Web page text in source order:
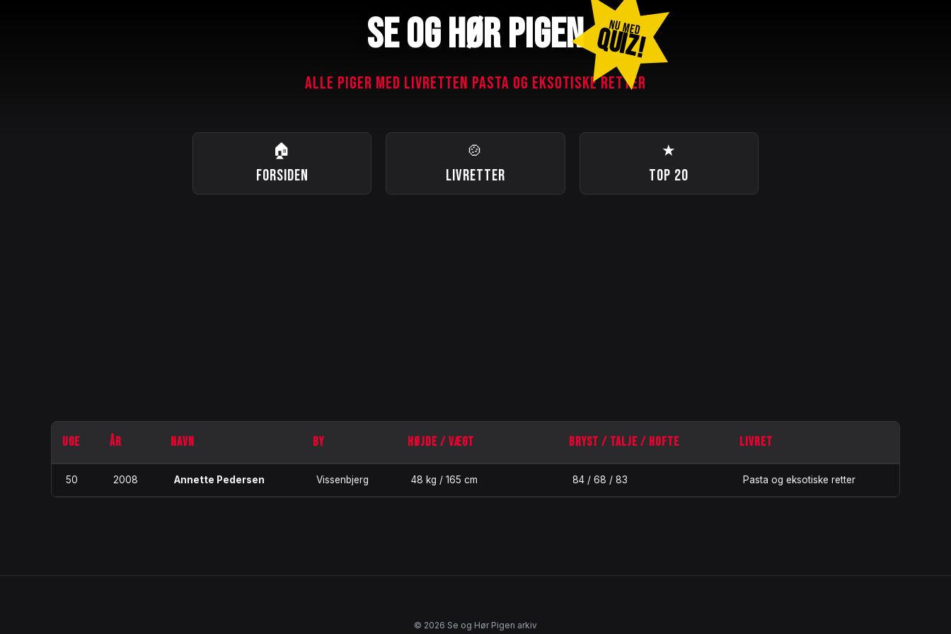
SE OG HØR PIGEN NU MED
QUIZ!
ALLE PIGER MED LIVRETTEN PASTA OG EKSOTISKE RETTER
🏠
FORSIDEN
🍲
LIVRETTER
★
TOP 20
UGE ÅR NAVN BY HØJDE / VÆGT BRYST / TALJE / HOFTE LIVRET
50 2008 Annette Pedersen Vissenbjerg 48 kg / 165 cm 84 / 68 / 83 Pasta og eksotiske retter
© 2026 Se og Hør Pigen arkiv